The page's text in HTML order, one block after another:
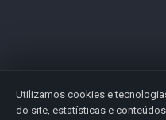
Utilizamos cookies e
do site, estatísticas e